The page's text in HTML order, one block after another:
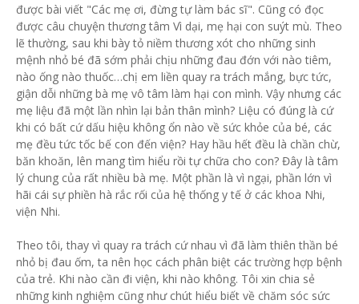
được bài viết "Các mẹ ơi, đừng tự làm bác sĩ". Cũng có đọc
được câu chuyện thương tâm Vì dại, mẹ hại con suýt mù. Theo
lẽ thường, sau khi bày tỏ niềm thương xót cho những sinh
mệnh nhỏ bé đã sớm phải chịu những đau đớn với nào tiêm,
nào ống nào thuốc…chị em liền quay ra trách mắng, bực tức,
giận dỗi những bà mẹ vô tâm làm hại con mình. Vậy nhưng các
mẹ liệu đã một lần nhìn lại bản thân mình? Liệu có đúng là cứ
khi có bất cứ dấu hiệu không ổn nào về sức khỏe của bé, các
mẹ đều tức tốc bế con đến viện? Hay hầu hết đều là chần chừ,
băn khoăn, lên mang tìm hiểu rồi tự chữa cho con? Đây là tâm
lý chung của rất nhiều bà mẹ. Một phần là vì ngại, phần lớn vì
hãi cái sự phiền hà rắc rối của hệ thống y tế ở các khoa Nhi,
viện Nhi.
Theo tôi, thay vì quay ra trách cứ nhau vì đã làm thiên thần bé
nhỏ bị đau ốm, ta nên học cách phân biệt các trường hợp bệnh
của trẻ. Khi nào cần đi viện, khi nào không. Tôi xin chia sẻ
những kinh nghiệm cũng như chút hiểu biết về chăm sóc sức